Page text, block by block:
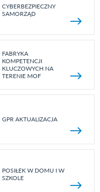
CYBERBEZPIECZNY
SAMORZĄD
FABRYKA
KOMPETENCJI
KLUCZOWYCH NA
TERENIE MOF
GPR AKTUALIZACJA
POSIŁEK W DOMU I W
SZKOLE